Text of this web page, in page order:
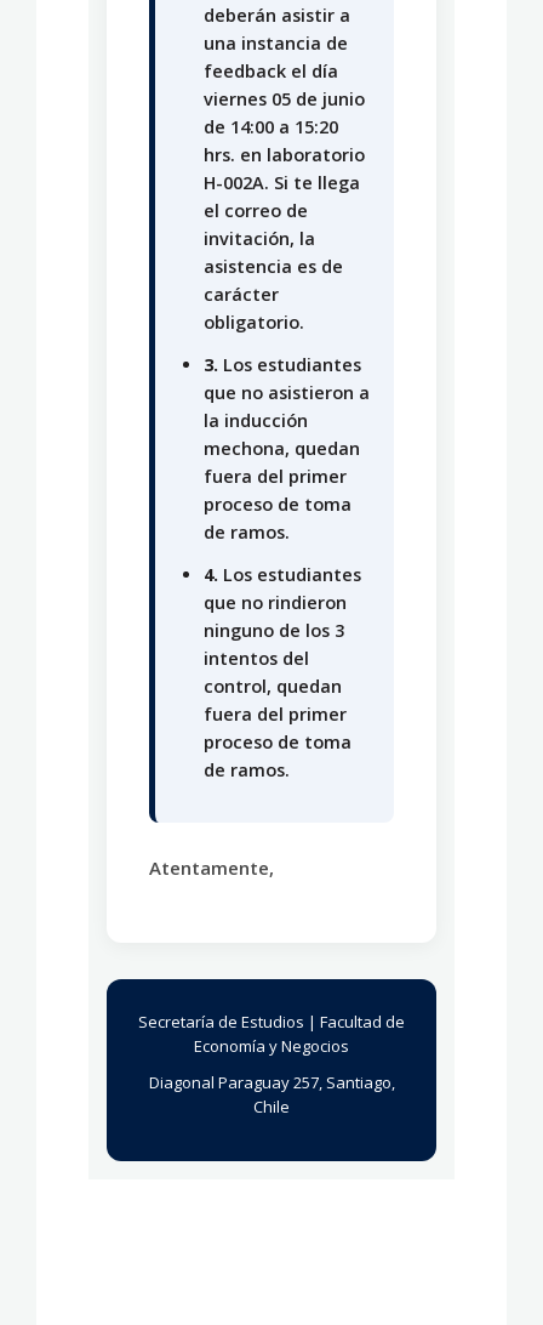
deberán asistir a
una instancia de
feedback el día
viernes 05 de junio
de 14:00 a 15:20
hrs. en laboratorio
H-002A. Si te llega
el correo de
invitación, la
asistencia es de
carácter
obligatorio.
3. Los estudiantes
que no asistieron a
la inducción
mechona, quedan
fuera del primer
proceso de toma
de ramos.
4. Los estudiantes
que no rindieron
ninguno de los 3
intentos del
control, quedan
fuera del primer
proceso de toma
de ramos.
Atentamente,
Secretaría de Estudios | Facultad de
Economía y Negocios
Diagonal Paraguay 257, Santiago,
Chile